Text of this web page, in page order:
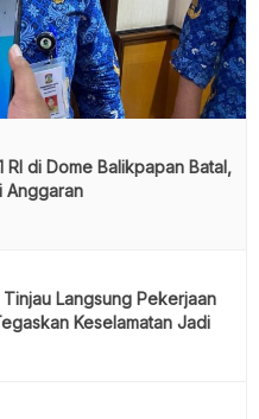
di Dome Balikpapan Batal,
Anggaran
Tinjau Langsung Pekerjaan
Keselamatan Jadi